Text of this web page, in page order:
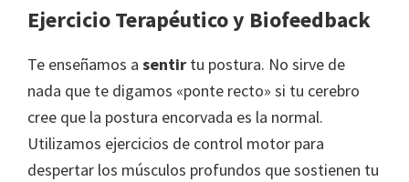
Ejercicio Terapéutico y Biofeedback
Te enseñamos a sentir tu postura. No sirve de
nada que te digamos «ponte recto» si tu cerebro
cree que la postura encorvada es la normal.
Utilizamos ejercicios de control motor para
despertar los músculos profundos que sostienen tu